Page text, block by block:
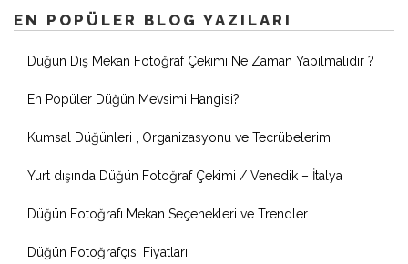
EN POPÜLER BLOG YAZILARI
Düğün Dış Mekan Fotoğraf Çekimi Ne Zaman Yapılmalıdır ?
En Popüler Düğün Mevsimi Hangisi?
Kumsal Düğünleri , Organizasyonu ve Tecrübelerim
Yurt dışında Düğün Fotoğraf Çekimi / Venedik – İtalya
Düğün Fotoğrafı Mekan Seçenekleri ve Trendler
Düğün Fotoğrafçısı Fiyatları